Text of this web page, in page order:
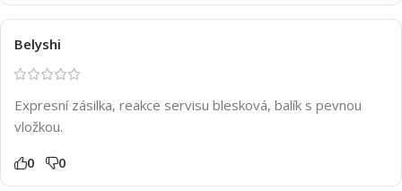
Belyshi
Expresní zásilka, reakce servisu blesková, balík s pevnou
vložkou.
0 0